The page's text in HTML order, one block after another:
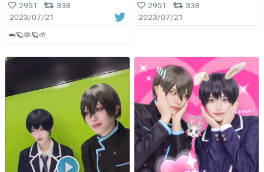
2951
338
2023/07/21
🦈🪐🫶🪐🌱
2951
338
2023/07/21